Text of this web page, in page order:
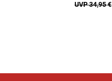
UVP 34,95 €